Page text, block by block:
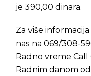
je 390,00 dinara.
Za više
nas na 069/308-
Radno vreme Call
Radnim danom